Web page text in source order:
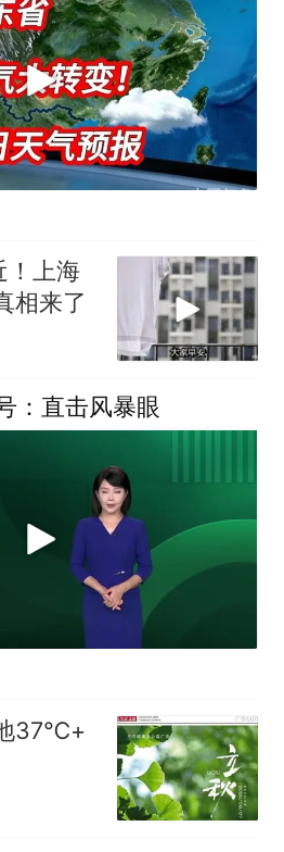
！上海
相来了
：直击风暴眼
37℃+